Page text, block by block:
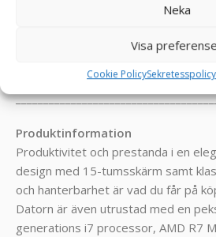
Neka
Visa
Cookie PolicySekretesspolicy
Produktinformation
Produktivitet och prestanda i en
design med 15-tumsskärm samt
och hanterbarhet är vad du får på
Datorn är även utrustad med en
generations i7 processor, AMD R7